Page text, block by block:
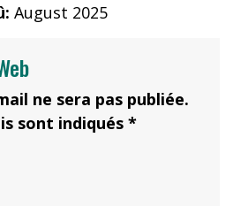
August 2025
ne sera pas publiée.
sont indiqués *